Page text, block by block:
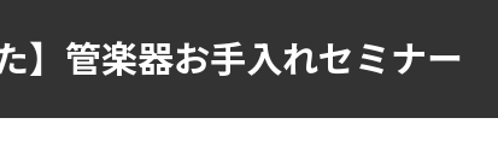
】管楽器お手入れセミナー